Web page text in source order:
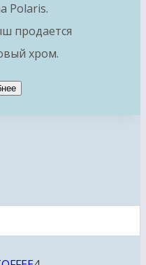
Polaris.
продается
хром.